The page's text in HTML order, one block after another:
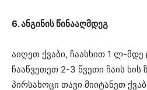
6. ანგინის წინააღმდეგ
აიღეთ ქვაბი, ჩაასხით 1 ლ-
ჩააწვეთეთ 2-3 წვეთი ჩაის
პირსახოცი თავი მიიტანეთ